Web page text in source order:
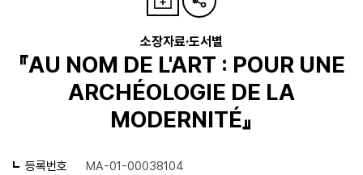
소장자료·도서별
『AU NOM DE L'ART : POUR UNE
ARCHÉOLOGIE DE LA
MODERNITÉ』
등록번호 MA-01-00038104